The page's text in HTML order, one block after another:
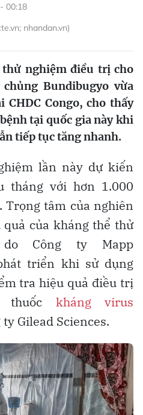
00:18
nhandan.vn)
nghiệm điều trị cho
Bundibugyo vừa
Congo, cho thấy
tại quốc gia này khi
tiếp tục tăng nhanh.
lần này dự kiến
tháng với hơn 1.000
Trọng tâm của nghiên
của kháng thể thử
do Công ty Mapp
triển khi sử dụng
tra hiệu quả điều trị
kháng virus
Gilead Sciences.